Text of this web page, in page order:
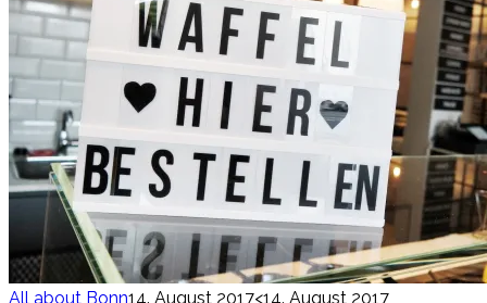
All about Bonn14. August 2017<14. August 2017